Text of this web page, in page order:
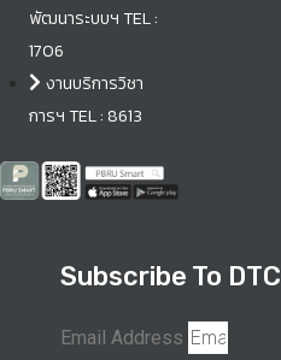
พัฒนาระบบฯ TEL :
1706
งานบริการวิชา
การฯ TEL : 8613
Subscribe To DTC
Email Address